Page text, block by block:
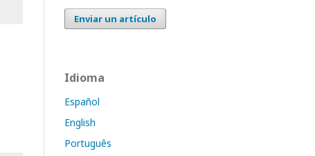
Enviar un artículo
Idioma
Español
English
Português